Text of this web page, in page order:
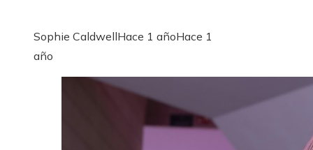
Sophie CaldwellHace 1 añoHace 1
año